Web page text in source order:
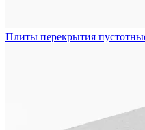
Плиты перекрытия